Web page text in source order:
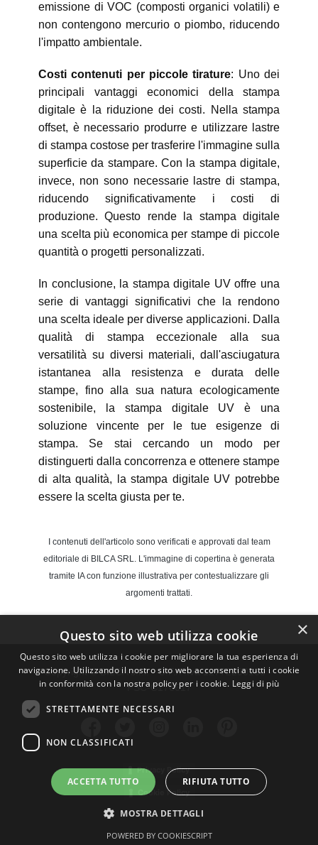
emissione di VOC (composti organici volatili) e
non contengono mercurio o piombo, riducendo
l'impatto ambientale.
Costi contenuti per piccole tirature: Uno dei
principali vantaggi economici della stampa
digitale è la riduzione dei costi. Nella stampa
offset, è necessario produrre e utilizzare lastre
di stampa costose per trasferire l'immagine sulla
superficie da stampare. Con la stampa digitale,
invece, non sono necessarie lastre di stampa,
riducendo significativamente i costi di
produzione. Questo rende la stampa digitale
una scelta più economica per stampe di piccole
quantità o progetti personalizzati.
In conclusione, la stampa digitale UV offre una
serie di vantaggi significativi che la rendono
una scelta ideale per diverse applicazioni. Dalla
qualità di stampa eccezionale alla sua
versatilità su diversi materiali, dall'asciugatura
istantanea alla resistenza e durata delle
stampe, fino alla sua natura ecologicamente
sostenibile, la stampa digitale UV è una
soluzione vincente per le tue esigenze di
stampa. Se stai cercando un modo per
distinguerti dalla concorrenza e ottenere stampe
di alta qualità, la stampa digitale UV potrebbe
essere la scelta giusta per te.
I contenuti dell'articolo sono verificati e approvati dal team
editoriale di BILCA SRL. L'immagine di copertina è generata
tramite IA con funzione illustrativa per contestualizzare gli
argomenti trattati.
Copyright © BILCA s.r.l. - C.F./P.Iva 12772290156 - ​
FSC-C176617
Privacy Policy
Cookie Policy
×
Questo sito web utilizza cookie
Questo sito web utilizza i cookie per migliorare la tua esperienza di
navigazione. Utilizzando il nostro sito web acconsenti a tutti i cookie
in conformità con la nostra policy per i cookie. Leggi di più
STRETTAMENTE NECESSARI
NON CLASSIFICATI
ACCETTA TUTTO RIFIUTA TUTTO
MOSTRA DETTAGLI
POWERED BY COOKIESCRIPT